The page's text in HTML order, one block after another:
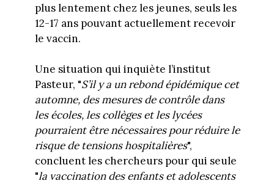
plus lentement chez les jeunes, seuls les
12-17 ans pouvant actuellement recevoir
le vaccin.
Une situation qui inquiète l’institut
Pasteur, "S’il y a un rebond épidémique cet
automne, des mesures de contrôle dans
les écoles, les collèges et les lycées
pourraient être nécessaires pour réduire le
risque de tensions hospitalières",
concluent les chercheurs pour qui seule
"la vaccination des enfants et adolescents